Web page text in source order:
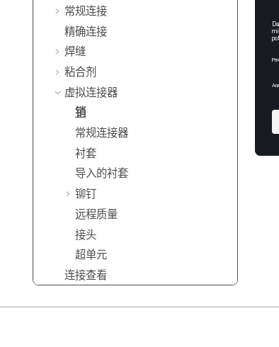
常规连接
精确连接
焊缝
粘合剂
虚拟连接器
销
常规连接器
衬套
导入的衬套
铆钉
远程质量
接头
超单元
连接查看